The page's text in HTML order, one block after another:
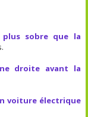
sobre que la
droite avant la
voiture électrique